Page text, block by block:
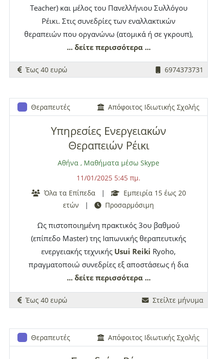
Teacher) και μέλος του Πανελλήνιου Συλλόγου
Ρέικι. Στις συνεδρίες των εναλλακτικών
θεραπειών που οργανώνω (ατομικά ή σε γκρουπ),
χρησιμοποιώ την παραδοσιακή ιαπωνική τεχνική
Usui Reikiμε στόχο να βοηθήσω τον εκάστοτε
ενδιαφερόμενο να καλλιεργήσει μια θετική στάση
αυτοπεποίθησή του όσο και την ικανότητά του
για αυτοθεραπεία. Επίσης, έχω εκπαιδευτεί και
στο Καρούνα Ρέικι (Karuna
) το οποίο
περιλαμβάνει θεραπευτικές ενέργειες που είναι
αξιοσημείωτα δυνατότερες και ικανές να
θεραπεύσουν πιο γρήγορα ένα μεγαλύτερο
αριθμό δυσκολιών (τραύματα παιδικής ή φυσικής
κακοποίησης, εθισμούς, ψυχικές και ψυχολογικές
επιθέσεις). Θα χαρώ πολύ να επικοινωνήσουμε
... δείτε περισσότερα ...
Έως 40 ευρώ 6974373731
Θεραπευτές Απόφοιτος Ιδιωτικής Σχολής
Υπηρεσίες Ενεργειακών
Θεραπειών Ρέικι
Αθήνα , Μαθήματα μέσω Skype
11/01/2025 5:45 πμ.
Όλα τα Επίπεδα
|
Εμπειρία 15 έως 20
ετών
| Προσαρμόσιμη
Ως πιστοποιημένη πρακτικός 3ου βαθμού
(επίπεδο Master) της Ιαπωνικής θεραπευτικής
ενεργειακής τεχνικής Usui Reiki Ryoho,
πραγματοποιώ συνεδρίες εξ αποστάσεως ή δια
ζώσης. Το ωράριο είναι διευρυμένο και ευέλικτο
ούτως ώστε οι ενδιαφερόμενοι να έχουν την
δυνατότητα να βρίσκουν διαθέσιμα ραντεβού
ρυθμούς ή έχουν ελάχιστο ελεύθερο χρόνο.
... δείτε περισσότερα ...
Έως 40 ευρώ Στείλτε μήνυμα
Θεραπευτές Απόφοιτος Ιδιωτικής Σχολής